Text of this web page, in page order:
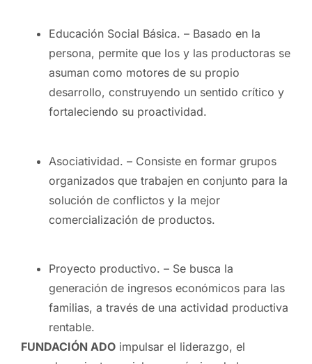
Educación Social Básica. – Basado en la
persona, permite que los y las productoras se
asuman como motores de su propio
desarrollo, construyendo un sentido crítico y
fortaleciendo su proactividad.
Asociatividad. – Consiste en formar grupos
organizados que trabajen en conjunto para la
solución de conflictos y la mejor
comercialización de productos.
Proyecto productivo. – Se busca la
generación de ingresos económicos para las
familias, a través de una actividad productiva
rentable.
FUNDACIÓN ADO impulsar el liderazgo, el